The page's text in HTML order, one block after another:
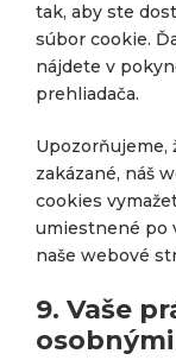
tak, aby ste
súbor cookie.
nájdete v
prehliadača.
Upozorňujeme,
zakázané, náš
cookies
umiestnené po
naše webové
9. Vaše